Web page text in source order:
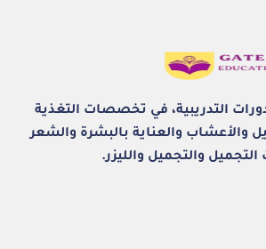
التدريبية، في تخصصات التغذية
والأعشاب والعناية بالبشرة والشعر
والتجميل والليزر.